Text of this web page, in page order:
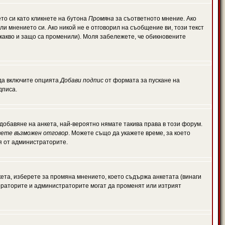
си като кликнете на бутона Промяна за съответното мнение. Ако
мнението си. Ако никой не е отговорил на съобщение ви, този текст
и защо са променили). Моля забележете, че обикновените
включите опциятаДобави подпис от формата за пускане на
на анкета, най-вероятно нямате такива права в този форум.
възможен отговор. Можете също да укажете време, за което
от администраторите.
изберете за промяна мнението, което съдържа анкетата (винаги
и администраторите могат да променят или изтрият